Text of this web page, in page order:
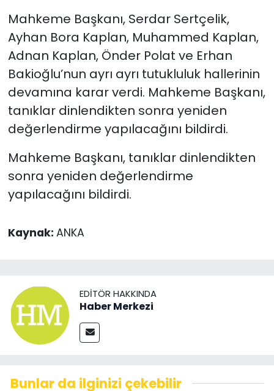
Mahkeme Başkanı, Serdar Sertçelik,
Ayhan Bora Kaplan, Muhammed Kaplan,
Adnan Kaplan, Önder Polat ve Erhan
Bakioğlu’nun ayrı ayrı tutukluluk hallerinin
devamına karar verdi. Mahkeme Başkanı,
tanıklar dinlendikten sonra yeniden
değerlendirme yapılacağını bildirdi.
Mahkeme Başkanı, tanıklar dinlendikten
sonra yeniden değerlendirme
yapılacağını bildirdi.
Kaynak: ANKA
EDITÖR HAKKINDA
Haber Merkezi
Bunlar da ilginizi çekebilir